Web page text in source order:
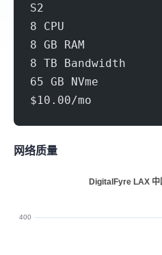
S2
8 CPU
8 GB RAM
8 TB Bandwidth
65 GB NVme
$10.00/mo
网络质量